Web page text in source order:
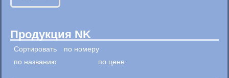
Продукция NK
Сортировать
по номеру
по названию
по цене